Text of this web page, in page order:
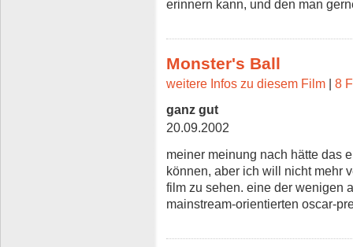
erinnern kann, und den man
Monster's Ball
weitere Infos zu diesem Film | 8
ganz gut
20.09.2002
meiner meinung nach hätte das
können, aber ich will nicht mehr
film zu sehen. eine der wenigen
mainstream-orientierten oscar-